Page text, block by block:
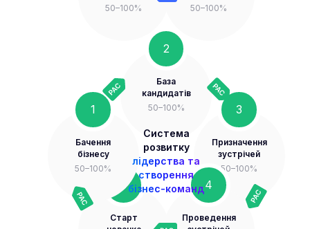
50–100%
50–100%
2
База
кандидатів
50–100%
3
Призначення
зустрічей
50–100%
4
Проведення
5
Старт
1
Бачення
бізнесу
50–100%
Система
розвитку
лідерства та
створення
бізнес-команд